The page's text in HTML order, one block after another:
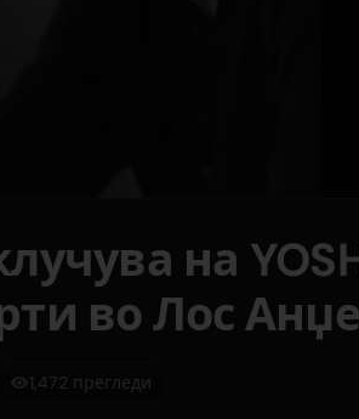
на
во Лос
1,472 прегледи